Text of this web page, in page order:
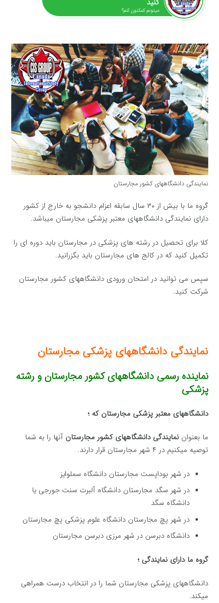
میتونم کمکتون کنم؟
نمایندگی دانشگاههای کشور مجارستان
گروه ما با بیش از ۳۰ سال سابقه اعزام دانشجو به خارج از کشور
دارای نمایندگی دانشگاههای معتبر پزشکی مجارستان میباشد.
کلا برای تحصیل در رشته های پزشکی در مجارستان باید دوره ای را
تکمیل کنید که در کالج های مجارستان باید بگزرانید.
سپس می توانید در امتحان ورودی دانشگاههای کشور مجارستان
شرکت کنید.
نمایندگی دانشگاههای پزشکی مجارستان
نماینده رسمی دانشگاههای کشور مجارستان و رشته
پزشکی
دانشگاههای معتبر پزشکی مجارستان که ؛
ما بعنواننمایندگی دانشگاههای کشور مجارستان آنها را به شما
توصیه میکنیم در ۴ شهر مجارستان قرار دارند.
در شهر بوداپست مجارستان دانشگاه سملوایز
در شهر سگد مجارستان دانشگاه آلبرت سنت جورجی یا
دانشگاه سگد
در شهر پچ مجارستان دانشگاه علوم پزشکی پچ مجارستان
دانشگاه دبرسن در شهر مرزی دبرسن مجارستان
گروه ما دارای نمایندگی ؛
دانشگاههای پزشکی مجارستان شما را در انتخاب درست همراهی
میکند.